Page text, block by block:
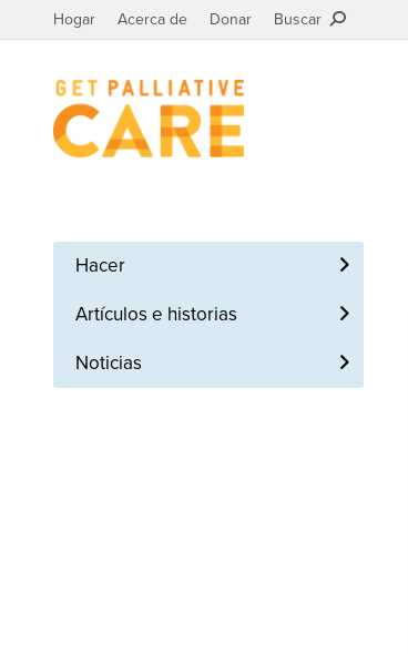
Hogar Acerca de Donar Buscar
Hacer
Artículos e historias
Noticias